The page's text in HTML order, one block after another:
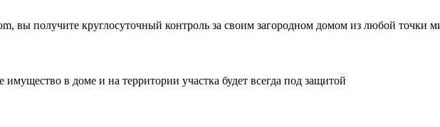
вы получите круглосуточный контроль за своим загородном домом из любой точки
в доме и на территории участка будет всегда под защитой